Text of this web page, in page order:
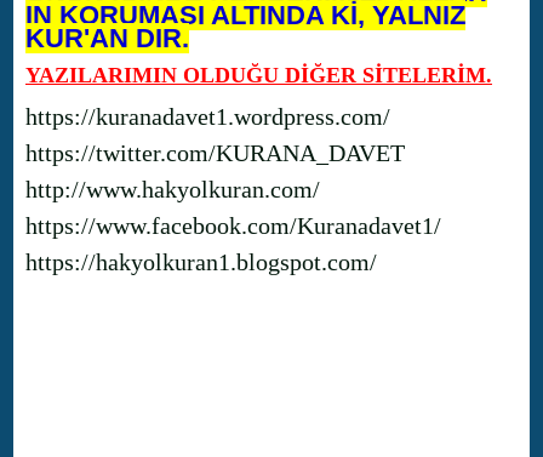
IN KORUMASI ALTINDA Kİ, YALNIZ
KUR'AN DIR.
YAZILARIMIN OLDUĞU DİĞER SİTELERİM.
https://kuranadavet1.wordpress.com/
https://twitter.com/KURANA_DAVET
http://www.hakyolkuran.com/
https://www.facebook.com/Kuranadavet1/
https://hakyolkuran1.blogspot.com/